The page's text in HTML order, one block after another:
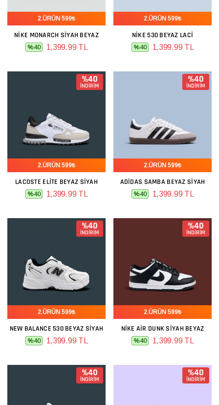
2.ÜRÜN 599₺
NIKE MONARCH SIYAH BEYAZ
%40 1,399.99 TL
2.ÜRÜN 599₺
NIKE 530 BEYAZ LACI
%40 1,399.99 TL
%40
İNDİRİM
2.ÜRÜN 599₺
LACOSTE ELITE BEYAZ SIYAH
%40 1,399.99 TL
%40
İNDİRİM
2.ÜRÜN 599₺
ADIDAS SAMBA BEYAZ SIYAH
%40 1,399.99 TL
%40
İNDİRİM
2.ÜRÜN 599₺
NEW BALANCE 530 BEYAZ SIYAH
%40 1,399.99 TL
%40
İNDİRİM
2.ÜRÜN 599₺
NIKE AIR DUNK SIYAH BEYAZ
%40 1,399.99 TL
%40
İNDİRİM
%40
İNDİRİM